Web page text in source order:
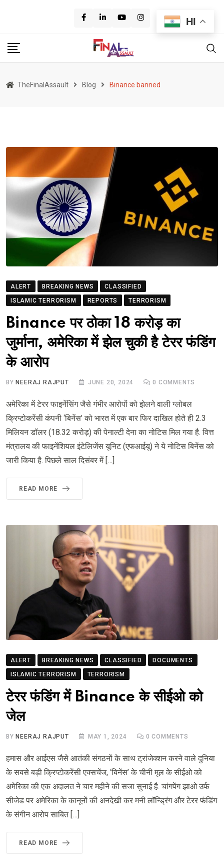
content
TheFinalAssault Blog Binance banned
ALERT BREAKING NEWS
CLASSIFIED
ISLAMIC TERRORISM
REPORTS TERRORISM
Binance पर ठोका 18 करोड़ का
जुर्माना, अमेरिका में झेल चुकी है टेरर फंडिंग
के आरोप
BY NEERAJ RAJPUT JUNE 20, 2024 0 COMMENTS
अमेरिका में टेरर फाइनेंसिंग जैसे गंभीर आरोपों को झेलने वाली ग्लोबल
क्रिप्टोकरेंसी कंपनी ‘बिनेंस’ को भारत में एक बार फिर दाखिल होते ही 2.3
मिलियन डॉलर (18.32 करोड़) की पेनाल्टी देना का नोटिस मिल गया है. वित्त
मंत्रालय की फाइनेंशियल इंटेलिजेंस यूनिट (एफआईयू) ने ये नोटिस बिनेंस को
जारी किया है. पिछले साल दिसंबर में […]
READ MORE
ALERT BREAKING NEWS CLASSIFIED
DOCUMENTS
ISLAMIC TERRORISM
TERRORISM
टेरर फंडिंग में Binance के सीईओ को
जेल
BY NEERAJ RAJPUT MAY 1, 2024 0 COMMENTS
हमास और आईएस जैसे आतंकी संगठनों के साथ ट्रांजेक्शन करने वाले दुनिया
के सबसे बड़ी क्रिप्टोकरेंसी एक्सचेंज, ‘बिनेंस’ के चीनी मूल के सीईओ को
अमेरिका की एक अदालत ने चार महीने की सजा सुनाई है. चांगपेंग झाओ उर्फ
सीजेड पर अमेरिका के कानूनों की अनदेखी कर मनी लॉन्ड्रिंग और टेरर फंडिंग
के संगीन आरोप साबित […]
READ MORE
HI